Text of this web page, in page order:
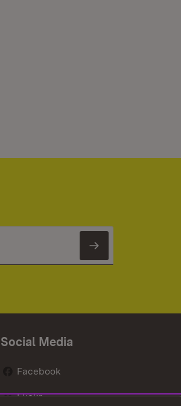
Newsletter
Social Media
Facebook
Flickr